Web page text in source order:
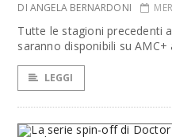
DI ANGELA BERNARDONI
Tutte le stagioni precedenti
saranno disponibili su
LEGGI